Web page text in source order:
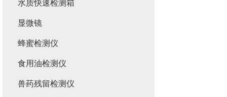
水质快速检测箱
显微镜
蜂蜜检测仪
食用油检测仪
兽药残留检测仪